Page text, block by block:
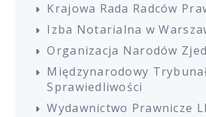
Krajowa Rada Radców
Izba Notarialna w
Organizacja Narodów
Międzynarodowy
Sprawiedliwości
Wydawnictwo Prawnicze